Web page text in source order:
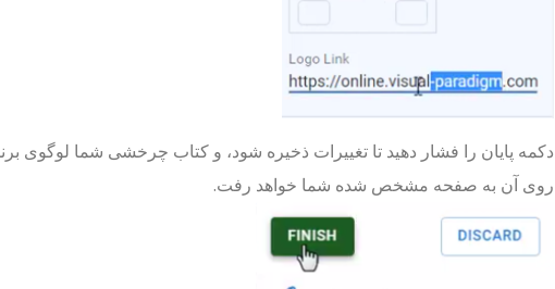
دکمه پایان را فشار دهید تا تغییرات ذخیره شود، و کتاب چرخشی شما لوگوی
روی آن به صفحه مشخص شده شما خواهد رفت.